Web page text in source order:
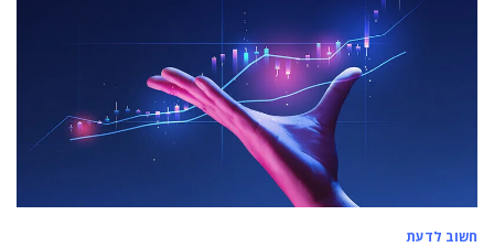
חשוב לדעת